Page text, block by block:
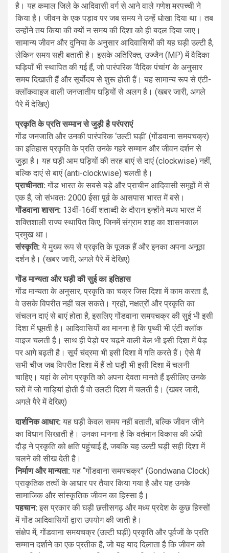
है। यह कमाल जिले के आदिवासी वर्ग से आने वाले गणेश मरपच्ची ने
किया है। जीवन के एक पड़ाव पर जब समय ने उन्हें धोखा दिया था। तब
उन्होंने तय किया की क्यों न समय की दिशा को ही बदल दिया जाए।
सामान्य जीवन और दुनिया के अनुसार आदिवासियों की यह घड़ी उल्टी है,
लेकिन समय सही बताती है। इसके अतिरिक्त, उज्जैन (MP) में वैदिका
घड़ियाँ भी स्थापित की गई हैं, जो पारंपरिक ‘वैदिक पंचांग’ के अनुसार
समय दिखाती हैं और सूर्योदय से शुरू होती हैं। यह सामान्य रूप से एंटी-
क्लॉकवाइज वाली जनजातीय घड़ियों से अलग है। (खबर जारी, अगले
पैरे में देखिए)
प्रकृति के प्रति सम्मान से जुड़ी है परंपराएं
गोंड जनजाति और उनकी पारंपरिक ‘उल्टी घड़ी’ (गोंडवाना समयचक्र)
का इतिहास प्रकृति के प्रति उनके गहरे सम्मान और जीवन दर्शन से
जुड़ा है। यह घड़ी आम घड़ियों की तरह बाएं से दाएं (clockwise) नहीं,
बल्कि दाएं से बाएं (anti-clockwise) चलती है।
प्राचीनता: गोंड भारत के सबसे बड़े और प्राचीन आदिवासी समूहों में से
एक हैं, जो संभवतः 2000 ईसा पूर्व के आसपास भारत में बसे।
गोंडवाना शासन: 13वीं-16वीं शताब्दी के दौरान इन्होंने मध्य भारत में
शक्तिशाली राज्य स्थापित किए, जिनमें संग्राम शाह का शासनकाल
प्रमुख था।
संस्कृति: ये मुख्य रूप से प्रकृति के पूजक हैं और इनका अपना अनूठा
दर्शन है। (खबर जारी, अगले पैरे में देखिए)
गोंड मान्यता और घड़ी की सुई का इतिहास
गोंड मान्यता के अनुसार, प्रकृति का चक्र जिस दिशा में काम करता है,
वे उसके विपरीत नहीं चल सकते। ग्रहों, नक्षत्रों और प्रकृति का
संचलन दाएं से बाएं होता है, इसलिए गोंडवाना समयचक्र की सुई भी इसी
दिशा में घूमती है। आदिवासियों का मानना है कि पृथ्वी भी एंटी क्लॉक
वाइज चलती है। साथ ही पेड़ो पर चढ़ने वाली बेल भी इसी दिशा में पेड़
पर आगे बढ़ती है। सूर्य चंद्रमा भी इसी दिशा में गति करते हैं। ऐसे मैं
सभी चीज जब विपरीत दिशा में हैं तो घड़ी भी इसी दिशा में चलनी
चाहिए। यहां के लोग प्रकृति को अपना देवता मानते हैं इसीलिए उनके
घरों में जो गाड़ियां होती हैं वो उलटी दिशा में चलती है। (खबर जारी,
अगले पैरे में देखिए)
दार्शनिक आधार: यह घड़ी केवल समय नहीं बताती, बल्कि जीवन जीने
का विधान सिखाती है। उनका मानना है कि वर्तमान विकास की अंधी
दौड़ ने प्रकृति को क्षति पहुंचाई है, जबकि यह उल्टी घड़ी सही दिशा में
चलने की सीख देती है।
निर्माण और मान्यता: यह “गोंडवाना समयचक्र” (Gondwana Clock)
प्राकृतिक तत्वों के आधार पर तैयार किया गया है और यह उनके
सामाजिक और सांस्कृतिक जीवन का हिस्सा है।
पहचान: इस प्रकार की घड़ी छत्तीसगढ़ और मध्य प्रदेश के कुछ हिस्सों
में गोंड आदिवासियों द्वारा उपयोग की जाती है।
संक्षेप में, गोंडवाना समयचक्र (उल्टी घड़ी) प्रकृति और पूर्वजों के प्रति
सम्मान दर्शाने का एक प्रतीक है, जो यह याद दिलाता है कि जीवन को